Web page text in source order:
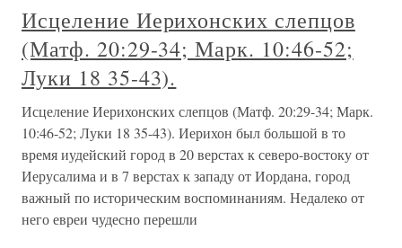
Исцеление Иерихонских слепцов
(Матф. 20:29-34; Марк. 10:46-52;
Луки 18 35-43).
Исцеление Иерихонских слепцов (Матф. 20:29-34; Марк.
10:46-52; Луки 18 35-43). Иерихон был большой в то
время иудейский город в 20 верстах к северо-востоку от
Иерусалима и в 7 верстах к западу от Иордана, город
важный по историческим воспоминаниям. Недалеко от
него евреи чудесно перешли